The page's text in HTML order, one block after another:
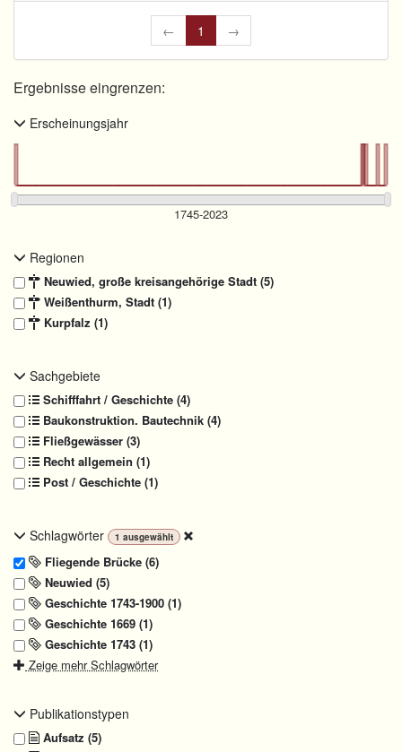
← 1 →
Ergebnisse eingrenzen:
Erscheinungsjahr
Regionen
Neuwied, große kreisangehörige Stadt (5)
Weißenthurm, Stadt (1)
Kurpfalz (1)
Sachgebiete
Schifffahrt / Geschichte (4)
Baukonstruktion. Bautechnik (4)
Fließgewässer (3)
Recht allgemein (1)
Post / Geschichte (1)
Schlagwörter 1 ausgewählt
Fliegende Brücke (6)
Neuwied (5)
Geschichte 1743-1900 (1)
Geschichte 1669 (1)
Geschichte 1743 (1)
Zeige mehr Schlagwörter
Publikationstypen
Aufsatz (5)